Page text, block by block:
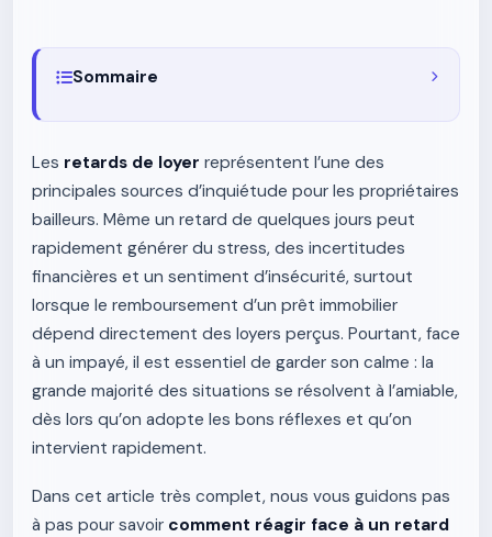
Sommaire
Les retards de loyer représentent l’une des
principales sources d’inquiétude pour les propriétaires
bailleurs. Même un retard de quelques jours peut
rapidement générer du stress, des incertitudes
financières et un sentiment d’insécurité, surtout
lorsque le remboursement d’un prêt immobilier
dépend directement des loyers perçus. Pourtant, face
à un impayé, il est essentiel de garder son calme : la
grande majorité des situations se résolvent à l’amiable,
dès lors qu’on adopte les bons réflexes et qu’on
intervient rapidement.
Dans cet article très complet, nous vous guidons pas
à pas pour savoir comment réagir face à un retard